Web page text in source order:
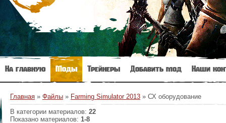
На главную Моды Трейнеры Добавить мод Наши
Главная » Файлы » Farming Simulator 2013 » СХ оборудование
В категории материалов: 22
Показано материалов: 1-8